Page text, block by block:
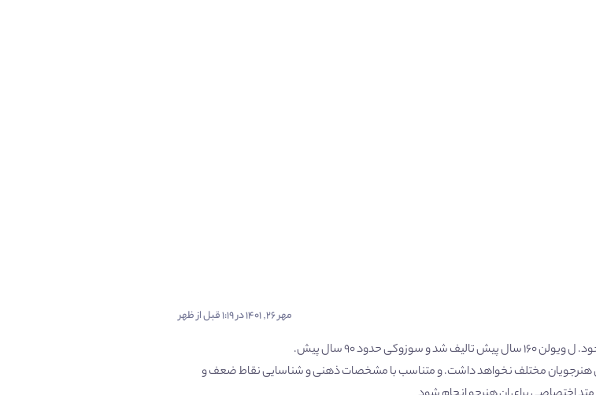
مهر ۲۶, ۱۴۰۱ در ۱:۱۹ قبل از ظهر
حدود ۹۰ سال پیش.
هنرجویان مختلف نخواهد داشت. و متناسب با مشخصات ذهنی و شناسایی نقاط ضعف و